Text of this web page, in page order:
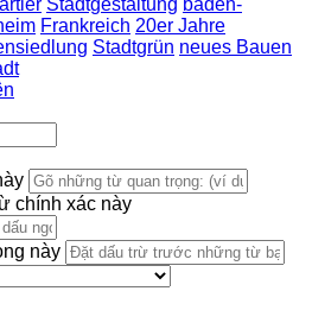
Stadtgestaltung baden-
Frankreich 20er Jahre
Stadtgrün neues Bauen
chính xác này
này